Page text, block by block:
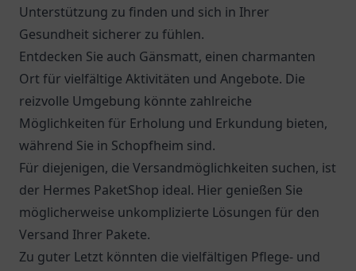
Unterstützung zu finden und sich in Ihrer
Gesundheit sicherer zu fühlen.
Entdecken Sie auch Gänsmatt, einen charmanten
Ort für vielfältige Aktivitäten und Angebote. Die
reizvolle Umgebung könnte zahlreiche
Möglichkeiten für Erholung und Erkundung bieten,
während Sie in Schopfheim sind.
Für diejenigen, die Versandmöglichkeiten suchen, ist
der Hermes PaketShop ideal. Hier genießen Sie
möglicherweise unkomplizierte Lösungen für den
Versand Ihrer Pakete.
Zu guter Letzt könnten die vielfältigen Pflege- und